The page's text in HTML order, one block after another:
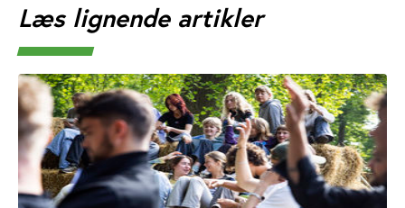
Læs lignende artikler